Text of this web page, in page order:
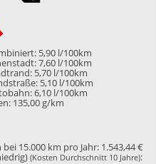
5,90 l/100km
7,60 l/100km
5,70 l/100km
5,10 l/100km
6,10 l/100km
135,00 g/km
15.000 km pro Jahr: 1.543,44 €
(Kosten Durchschnitt 10 Jahre):